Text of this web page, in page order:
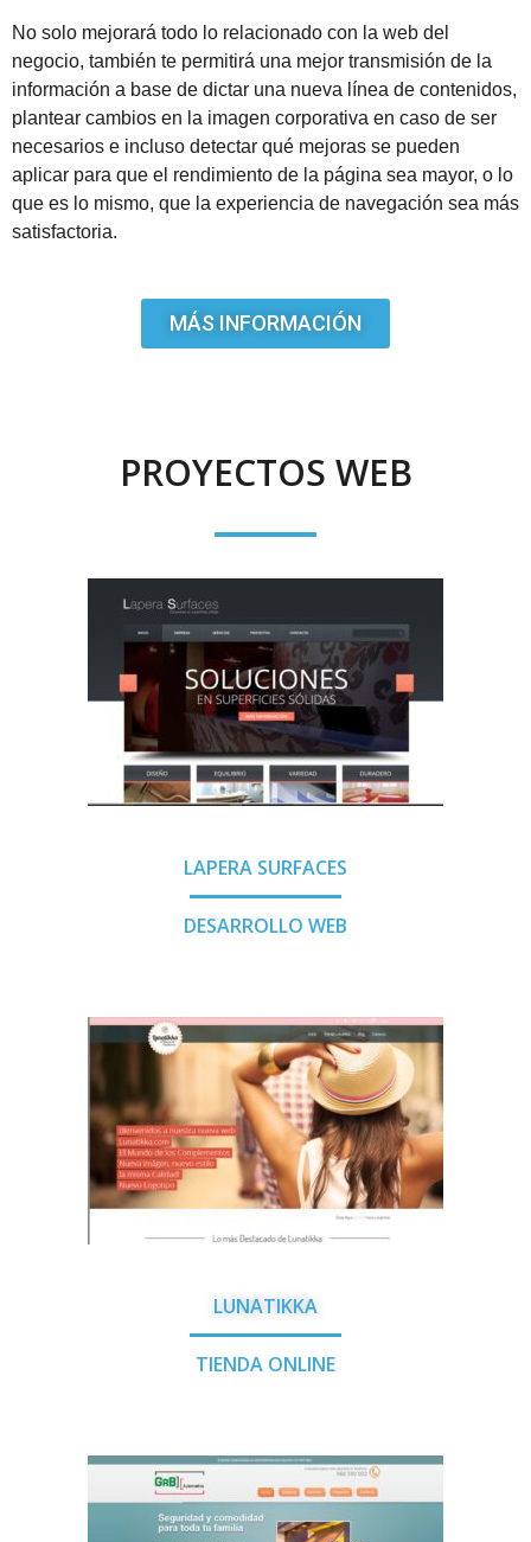
No solo mejorará todo lo relacionado con la web del
negocio, también te permitirá una mejor transmisión de la
información a base de dictar una nueva línea de contenidos,
plantear cambios en la imagen corporativa en caso de ser
necesarios e incluso detectar qué mejoras se pueden
aplicar para que el rendimiento de la página sea mayor, o lo
que es lo mismo, que la experiencia de navegación sea más
satisfactoria.
MÁS INFORMACIÓN
PROYECTOS WEB
LAPERA SURFACES
DESARROLLO WEB
LUNATIKKA
TIENDA ONLINE